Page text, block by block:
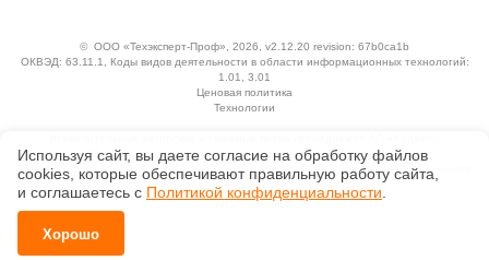
© ООО «Техэксперт-Проф» , 2026, v2.12.20 revision: 67b0ca1b
ОКВЭД: 63.11.1, Коды видов деятельности в области информационных технологий:
1.01, 3.01
Ценовая политика
Технологии
Положение по обработке и защите персональных данных
Справка о регистрации продуктов АО «Кодекс» в Реестре российского программного
обеспечения
Используя сайт, вы даете согласие на обработку файлов
сооkiеs, которые обеспечивают правильную работу сайта,
и соглашаетесь с Политикой конфиденциальности
Хорошо